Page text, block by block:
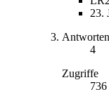
23.
Antworten
4
Zugriffe
736